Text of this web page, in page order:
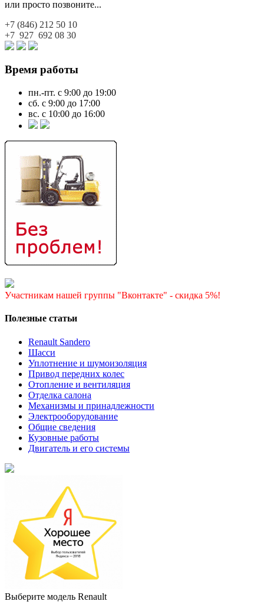
или просто позвоните...
+7 (846) 212 50 10
+7 927 692 08 30
Время работы
пн.-пт. с 9:00 до 19:00
сб. с 9:00 до 17:00
вс. с 10:00 до 16:00
Участникам нашей группы "Вконтакте" - скидка 5%!
Полезные статьи
Renault Sandero
Шасси
Уплотнение и шумоизоляция
Привод передних колес
Отопление и вентиляция
Отделка салона
Механизмы и принадлежности
Электрооборудование
Общие сведения
Кузовные работы
Двигатель и его системы
Выберите модель Renault